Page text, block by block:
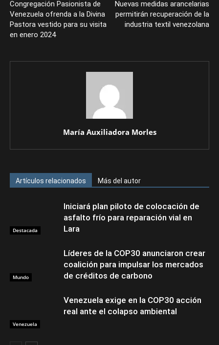
Congregación Pasionista de
Venezuela ofrenda a la Divina
Pastora vestido para su visita
en enero 2024
Nuevas medidas arancelarias
permitirán recuperación de la
industria textil venezolana
María Auxiliadora Morles
Artículos relacionados Más del autor
Destacada
Iniciará plan piloto de colocación de
asfalto frío para reparación vial en
Lara
Mundo
Líderes de la COP30 anunciaron crear
coalición para impulsar los mercados
de créditos de carbono
Venezuela
Venezuela exige en la COP30 acción
real ante el colapso ambiental